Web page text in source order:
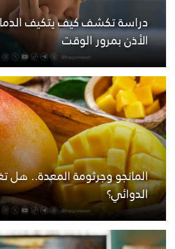
دراسة تكشف كيف يتكيف
الأذن بمرور الوقت
المانجو وجرثومة المعدة.. هل
الدوائي؟